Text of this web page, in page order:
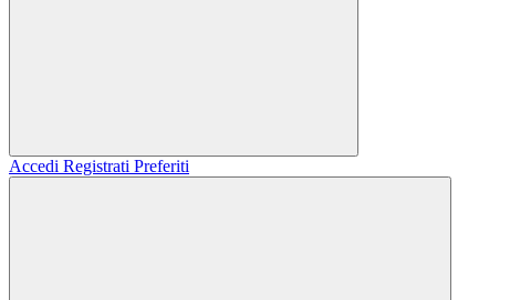
Accedi Registrati Preferiti